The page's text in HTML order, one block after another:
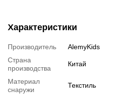
Характеристики
Производитель
AlemyKids
Страна
производства
Китай
Материал
снаружи
Текстиль